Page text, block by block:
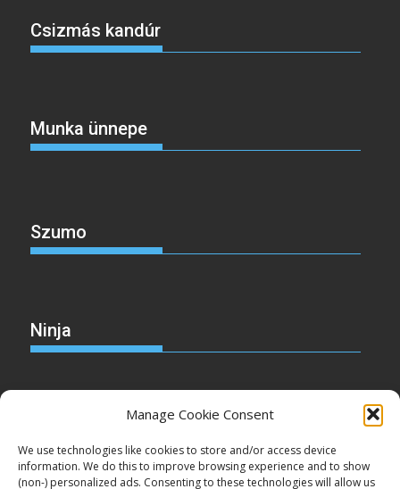
Manage Cookie Consent
We use technologies like cookies to store and/or access device
information. We do this to improve browsing experience and to show
(non-) personalized ads. Consenting to these technologies will allow us
Csizmás kandúr
Munka ünnepe
Szumo
Ninja